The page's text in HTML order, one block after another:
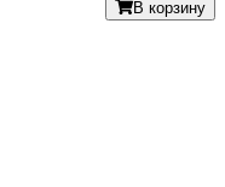
В корзину